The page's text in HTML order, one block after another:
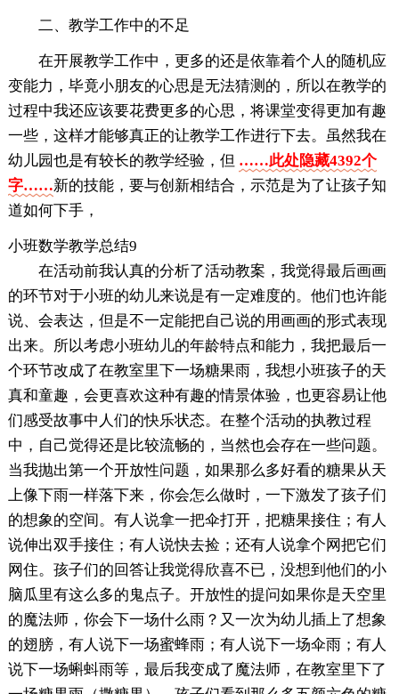
二、教学工作中的不足
在开展教学工作中，更多的还是依靠着个人的随机应
变能力，毕竟小朋友的心思是无法猜测的，所以在教学的
过程中我还应该要花费更多的心思，将课堂变得更加有趣
一些，这样才能够真正的让教学工作进行下去。虽然我在
幼儿园也是有较长的教学经验，但 ……此处隐藏4392个
字……新的技能，要与创新相结合，示范是为了让孩子知
道如何下手，
小班数学教学总结9
在活动前我认真的分析了活动教案，我觉得最后画画
的环节对于小班的幼儿来说是有一定难度的。他们也许能
说、会表达，但是不一定能把自己说的用画画的形式表现
出来。所以考虑小班幼儿的年龄特点和能力，我把最后一
个环节改成了在教室里下一场糖果雨，我想小班孩子的天
真和童趣，会更喜欢这种有趣的情景体验，也更容易让他
们感受故事中人们的快乐状态。在整个活动的执教过程
中，自己觉得还是比较流畅的，当然也会存在一些问题。
当我抛出第一个开放性问题，如果那么多好看的糖果从天
上像下雨一样落下来，你会怎么做时，一下激发了孩子们
的想象的空间。有人说拿一把伞打开，把糖果接住；有人
说伸出双手接住；有人说快去捡；还有人说拿个网把它们
网住。孩子们的回答让我觉得欣喜不已，没想到他们的小
脑瓜里有这么多的鬼点子。开放性的提问如果你是天空里
的魔法师，你会下一场什么雨？又一次为幼儿插上了想象
的翅膀，有人说下一场蜜蜂雨；有人说下一场伞雨；有人
说下一场蝌蚪雨等，最后我变成了魔法师，在教室里下了